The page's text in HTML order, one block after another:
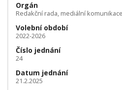
Orgán
Redakční rada, mediální
Volební období
2022-2026
Číslo jednání
24
Datum jednání
21.2.2025